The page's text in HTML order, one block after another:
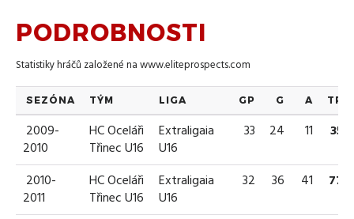
PODROBNOSTI
Statistiky hráčů založené nawww.eliteprospects.com
SEZÓNA TÝM LIGA GP G A TP
2009-
2010
HC Oceláři
Třinec U16
Extraligaia
U16
33 24 11 35
2010-
2011
HC Oceláři
Třinec U16
Extraligaia
U16
32 36 41 77